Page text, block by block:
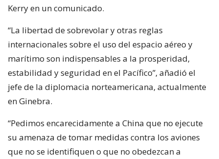
Kerry en un comunicado.
“La libertad de sobrevolar y otras reglas
internacionales sobre el uso del espacio aéreo y
marítimo son indispensables a la prosperidad,
estabilidad y seguridad en el Pacífico”, añadió el
jefe de la diplomacia norteamericana, actualmente
en Ginebra.
“Pedimos encarecidamente a China que no ejecute
su amenaza de tomar medidas contra los aviones
que no se identifiquen o que no obedezcan a